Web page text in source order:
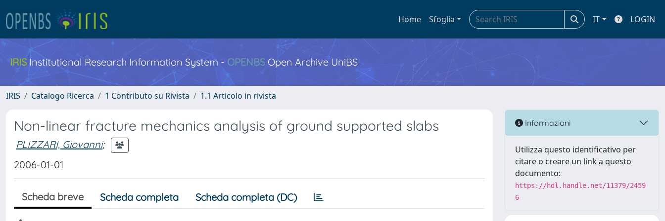
Home Sfoglia IT LOGIN
IRIS Institutional Research Information System - OPENBS Open Archive UniBS
IRIS Catalogo Ricerca 1 Contributo su Rivista 1.1 Articolo in rivista
Non-linear fracture mechanics analysis of ground supported slabs
PLIZZARI, Giovanni;
2006-01-01
Scheda breve Scheda completa Scheda completa (DC)
Informazioni
Utilizza questo identificativo per
citare o creare un link a questo
documento:
https://hdl.handle.net/11379/2459
6